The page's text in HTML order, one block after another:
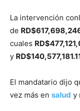
La intervención
de
cuales
y
El mandatario dijo
vez más en salud y